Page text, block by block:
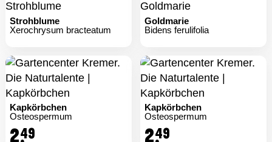
Strohblume
Xerochrysum bracteatum
Goldmarie
Bidens ferulifolia
Kapkörbchen
Osteospermum
2.49
Kapkörbchen
Osteospermum
2.49